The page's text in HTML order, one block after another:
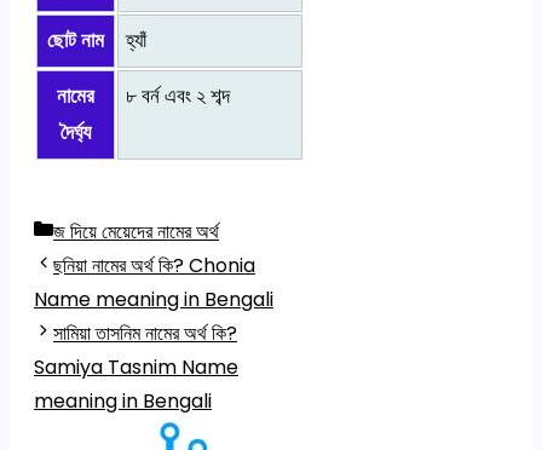
ছোট নাম হ্যাঁ
নামের
দৈর্ঘ্য
৮ বর্ন এবং ২ শব্দ
Categories
জ দিয়ে মেয়েদের নামের অর্থ
ছনিয়া নামের অর্থ কি? Chonia
Name meaning in Bengali
সামিয়া তাসনিম নামের অর্থ কি?
Samiya Tasnim Name
meaning in Bengali